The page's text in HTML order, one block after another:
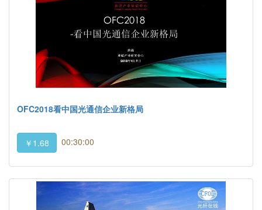
OFC2018看中国光通信企业新格局
￥1.68 00:30:00